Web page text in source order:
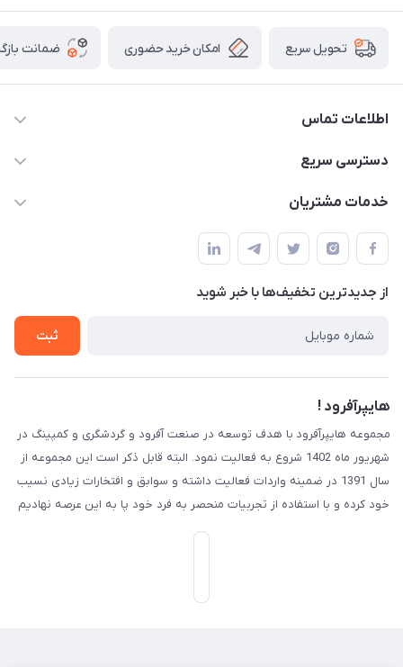
تحویل سریع امکان خرید حضوری ضمانت
اطلاعات تماس
09120582600
دسترسی سریع
حساب کاربری
لیست محصولات
درباره ما
خدمات مشتریان
قوانین و مقررات
حریم خصوصی
راهنما
از جدید‌ترین تخفیف‌ها با‌ خبر شوید
ثبت
هایپرآفرود !
مجموعه هایپرآفرود با هدف توسعه در صنعت آفرود و گردشگری و کمپینگ در
شهریور ماه 1402 شروع به فعالیت نمود. البته قابل ذکر است این مجموعه از
سال 1391 در ضمینه واردات فعالیت داشته و سوابق و افتخارات زیادی نسیب
خود کرده و با استفاده از تجربیات منحصر به فرد خود پا به این عرصه نهادیم